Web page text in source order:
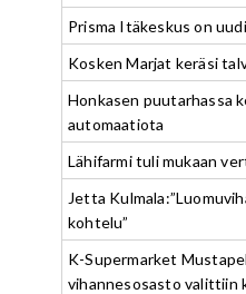
Prisma Itäkeskus on
Kosken Marjat keräsi
Honkasen puutarhassa
automaatiota
Lähifarmi tuli mukaan
Jetta
kohtelu”
K-Supermarket
vihannesosasto valittiin